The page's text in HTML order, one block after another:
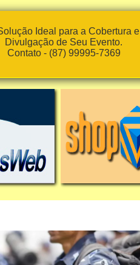
Ideal para a Cobertura e
Divulgação de Seu Evento.
Contato - (87) 99995-7369